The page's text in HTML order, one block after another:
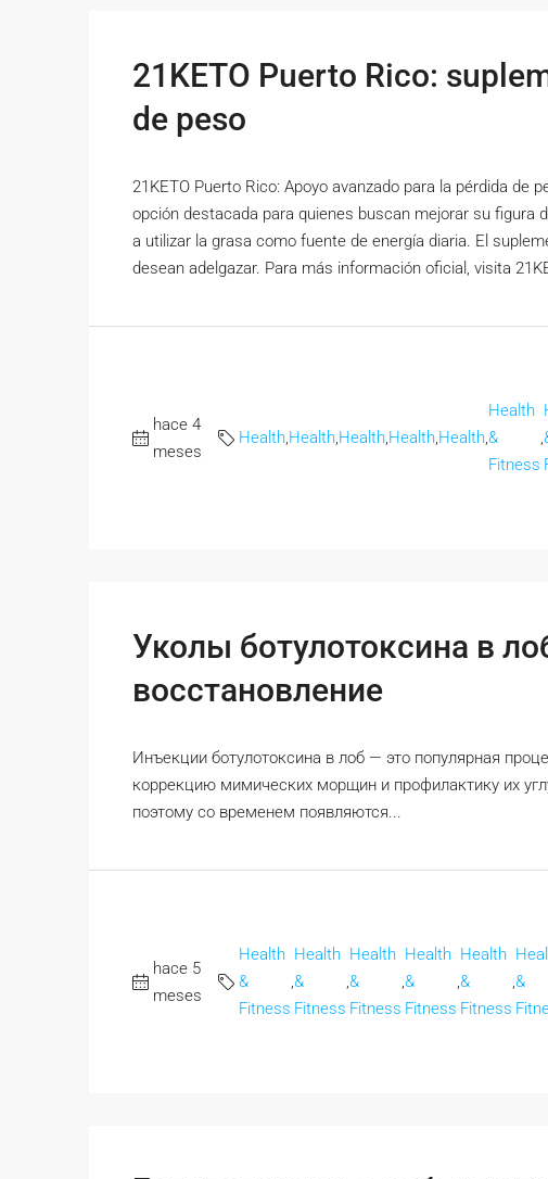
21KETO Puerto Rico:
de peso
21KETO Puerto Rico: Apoyo avanzado para la pérdida de
opción destacada para quienes buscan mejorar su figura
a utilizar la grasa como fuente de energía diaria. El
desean adelgazar. Para más información oficial, visita
hace 4
meses
Health,Health,Health,Health,Health,
Health
&
Fitness
,
Уколы ботулотоксина в
восстановление
Инъекции ботулотоксина в лоб — это популярная
коррекцию мимических морщин и профилактику их
поэтому со временем появляются...
hace 5
meses
Health
&
Fitness
,
Health
&
Fitness
,
Health
&
Fitness
,
Health
&
Fitness
,
Health
&
Fitness
,&